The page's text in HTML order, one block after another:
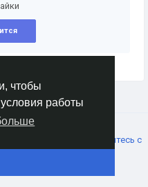
чтобы
работы
сеть!
Свяжитесь с